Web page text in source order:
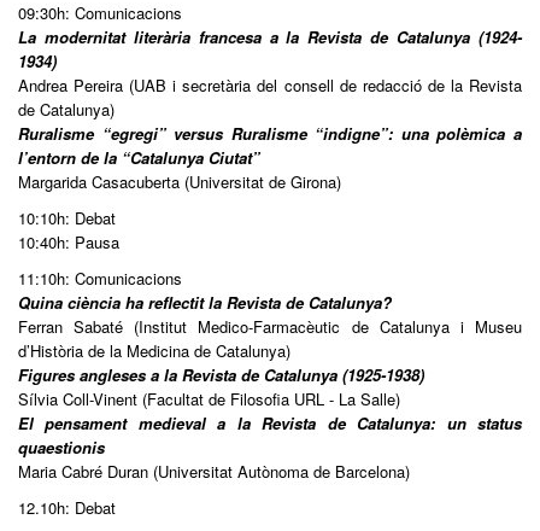
09:30h: Comunicacions
La modernitat literària francesa a la Revista de Catalunya (1924-
1934)
Andrea Pereira (UAB i secretària del consell de redacció de la Revista
de Catalunya)
Ruralisme “egregi” versus Ruralisme “indigne”: una polèmica a
l’entorn de la “Catalunya Ciutat”
Margarida Casacuberta (Universitat de Girona)
10:10h: Debat
10:40h: Pausa
11:10h: Comunicacions
Quina ciència ha reflectit la Revista de Catalunya?
Ferran Sabaté (Institut Medico-Farmacèutic de Catalunya i Museu
d’Història de la Medicina de Catalunya)
Figures angleses a la Revista de Catalunya (1925-1938)
Sílvia Coll-Vinent (Facultat de Filosofia URL - La Salle)
El pensament medieval a la Revista de Catalunya: un status
quaestionis
Maria Cabré Duran (Universitat Autònoma de Barcelona)
12.10h: Debat